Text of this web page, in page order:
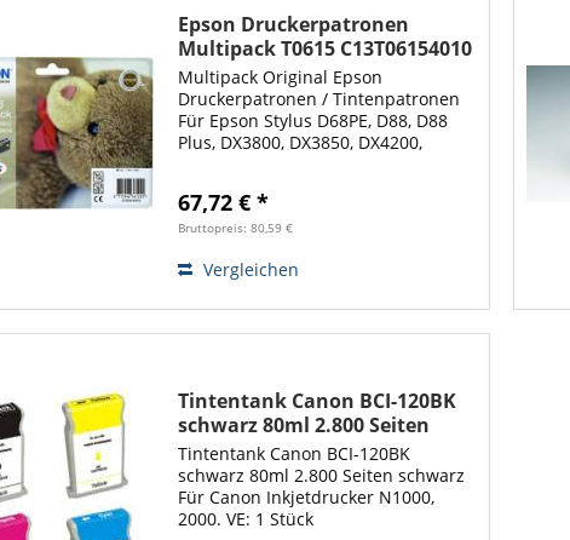
Epson Druckerpatronen
Multipack T0615 C13T06154010
4er Pack
Multipack Original Epson
Druckerpatronen / Tintenpatronen
Für Epson Stylus D68PE, D88, D88
Plus, DX3800, DX3850, DX4200,
magenta, gelb, schwarz. T0611,
T0612, T0613,...
67,72 € *
Bruttopreis: 80,59 €
Vergleichen
Tintentank Canon BCI-120BK
schwarz 80ml 2.800 Seiten
Tintentank Canon BCI-120BK
schwarz 80ml 2.800 Seiten schwarz
Für Canon Inkjetdrucker N1000,
2000. VE: 1 Stück